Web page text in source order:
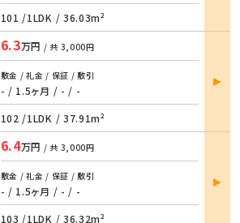
101 /1LDK / 36.03m²
6.3万円 / 共 3,000円
敷金 / 礼金 / 保証 / 敷引
- / 1.5ヶ月 / - / -
102 /1LDK / 37.91m²
部屋
詳細
6.4万円 / 共 3,000円
敷金 / 礼金 / 保証 / 敷引
- / 1.5ヶ月 / - / -
103 /1LDK / 36.32m²
部屋
詳細